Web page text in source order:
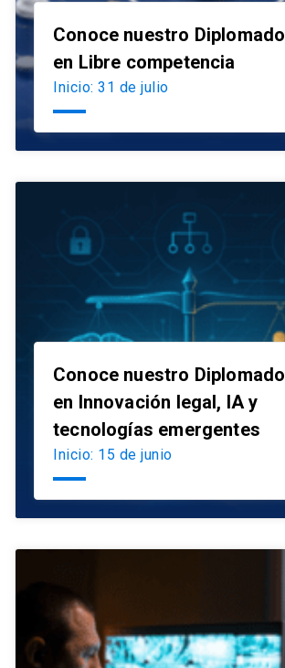
Conoce nuestro Diplomado
en Libre competencia
Inicio: 31 de julio
Conoce nuestro Diplomado
en Innovación legal, IA y
tecnologías emergentes
Inicio: 15 de junio